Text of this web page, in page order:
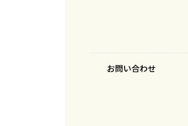
お問い合わせ